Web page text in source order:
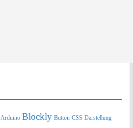
Arduino Blockly Button CSS Darstellung